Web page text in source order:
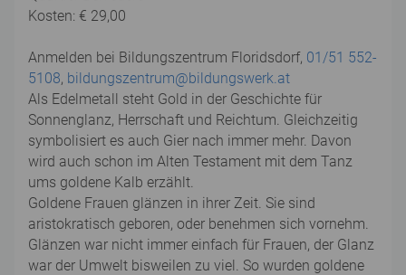
Kosten: € 29,00
Anmelden bei Bildungszentrum Floridsdorf, 01/51 552-
5108, bildungszentrum@bildungswerk.at
Als Edelmetall steht Gold in der Geschichte für
Sonnenglanz, Herrschaft und Reichtum. Gleichzeitig
symbolisiert es auch Gier nach immer mehr. Davon
wird auch schon im Alten Testament mit dem Tanz
ums goldene Kalb erzählt.
Goldene Frauen glänzen in ihrer Zeit. Sie sind
aristokratisch geboren, oder benehmen sich vornehm.
Glänzen war nicht immer einfach für Frauen, der Glanz
war der Umwelt bisweilen zu viel. So wurden goldene